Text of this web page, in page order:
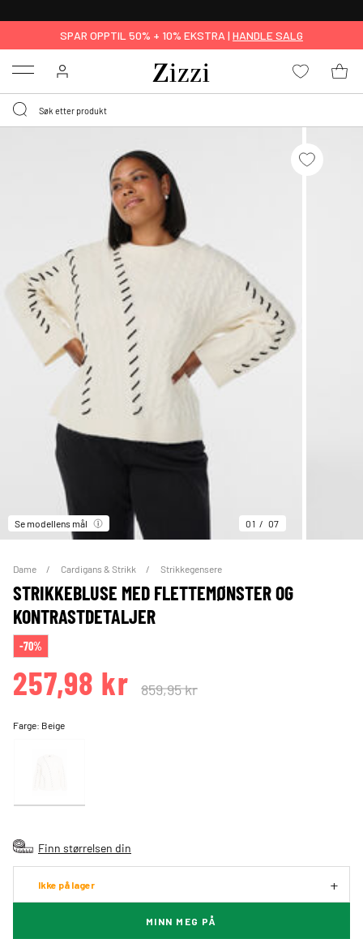
SPAR OPPTIL 50% + 10% EKSTRA | HANDLE SALG
Menu
Se modellens mål 01 07
Dame Cardigans & Strikk Strikkegensere
STRIKKEBLUSE MED FLETTEMØNSTER OG
KONTRASTDETALJER
-70%
257,98 kr 859,95 kr
Farge: Beige
Finn størrelsen din
Ikke på lager
MINN MEG PÅ